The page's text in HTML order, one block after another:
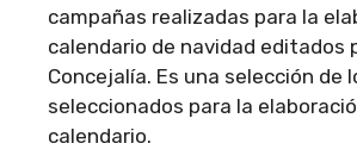
campañas realizadas para la
calendario de navidad editados
Concejalía. Es una selección de
seleccionados para la
calendario.